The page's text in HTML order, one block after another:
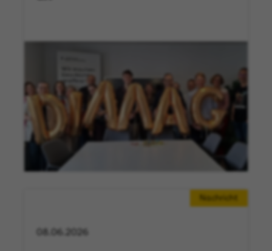
Nachricht
08.06.2026